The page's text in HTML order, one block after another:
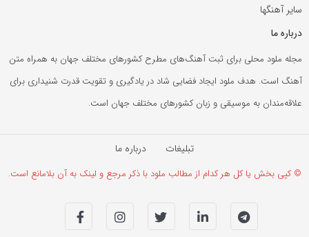
سایر آهنگها
درباره ما
مجله ملود محلی برای ثبت آهنگ‌های مطرح کشورهای مختلف جهان به همراه متن
آهنگ است. هدف ملود ایجاد فضایی شاد در یادگیری و تقویت قدرت شنیداری برای
علاقه‌مندان به موسیقی و زبان کشورهای مختلف جهان است.
تبلیغات درباره ما
© کپی بخش یا کل هر کدام از مطالب ملود با ذکر مرجع و لینک به آن بلامانع است.